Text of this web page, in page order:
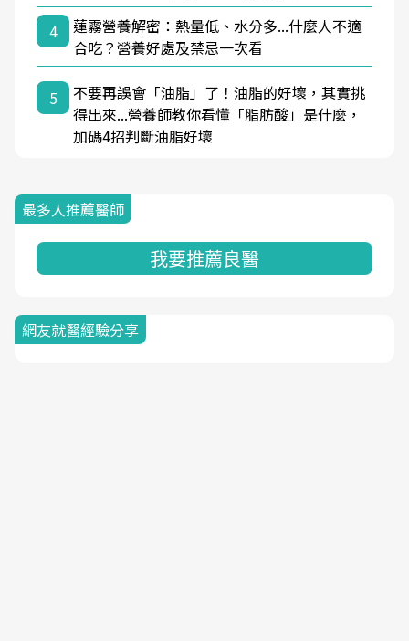
4
蓮霧營養解密：熱量低、水分多...什麼人不適
合吃？營養好處及禁忌一次看
5
不要再誤會「油脂」了！油脂的好壞，其實挑
得出來...營養師教你看懂「脂肪酸」是什麼，
加碼4招判斷油脂好壞
最多人推薦醫師
我要推薦良醫
網友就醫經驗分享